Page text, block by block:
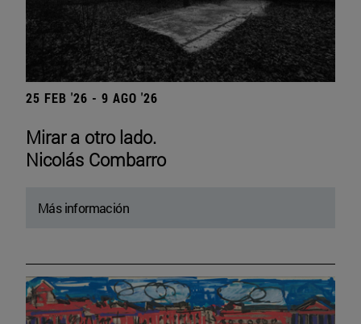
25 FEB '26 - 9 AGO '26
Mirar a otro lado.
Nicolás Combarro
Más información